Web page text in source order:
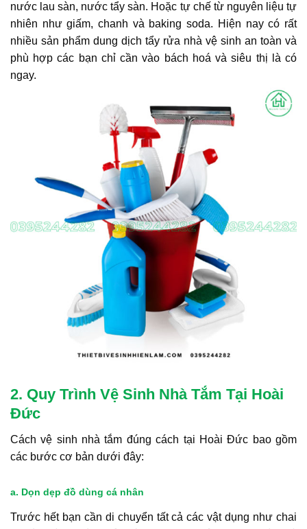
nước lau sàn, nước tẩy sàn. Hoặc tự chế từ nguyên liệu tự
nhiên như giấm, chanh và baking soda. Hiện nay có rất
nhiều sản phẩm dung dịch tẩy rửa nhà vệ sinh an toàn và
phù hợp các bạn chỉ cần vào bách hoá và siêu thị là có
ngay.
2. Quy Trình Vệ Sinh Nhà Tắm Tại Hoài
Đức
Cách vệ sinh nhà tắm đúng cách tại Hoài Đức bao gồm
các bước cơ bản dưới đây:
a. Dọn dẹp đồ dùng cá nhân
Trước hết bạn cần di chuyển tất cả các vật dụng như chai